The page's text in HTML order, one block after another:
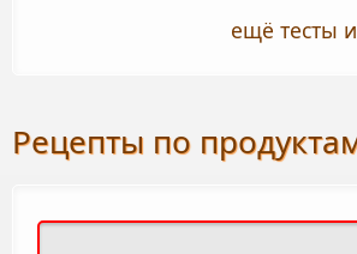
ещё тесты
Рецепты по